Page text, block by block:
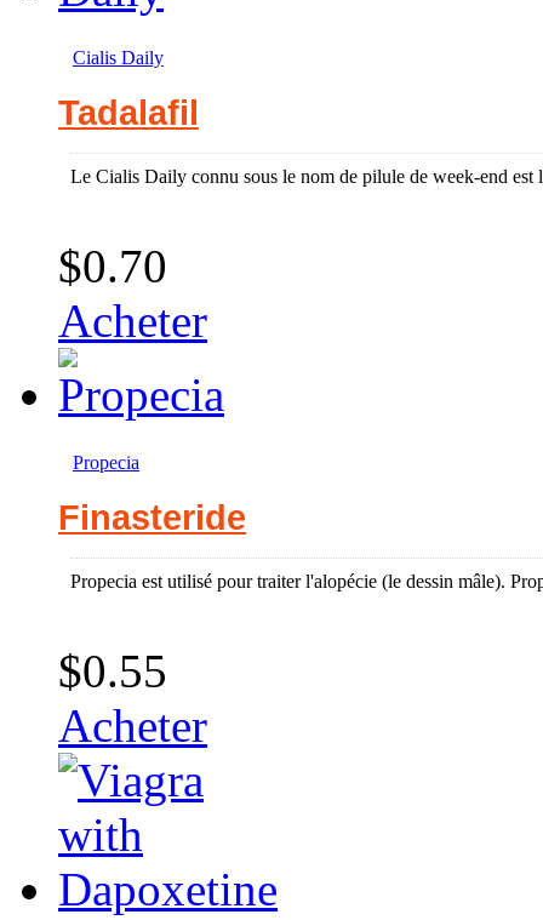
Cialis Daily
Tadalafil
Le Cialis Daily connu sous le nom de pilule de week-end est
$0.70
Acheter
Propecia
Finasteride
Propecia est utilisé pour traiter l'alopécie (le dessin mâle).
$0.55
Acheter